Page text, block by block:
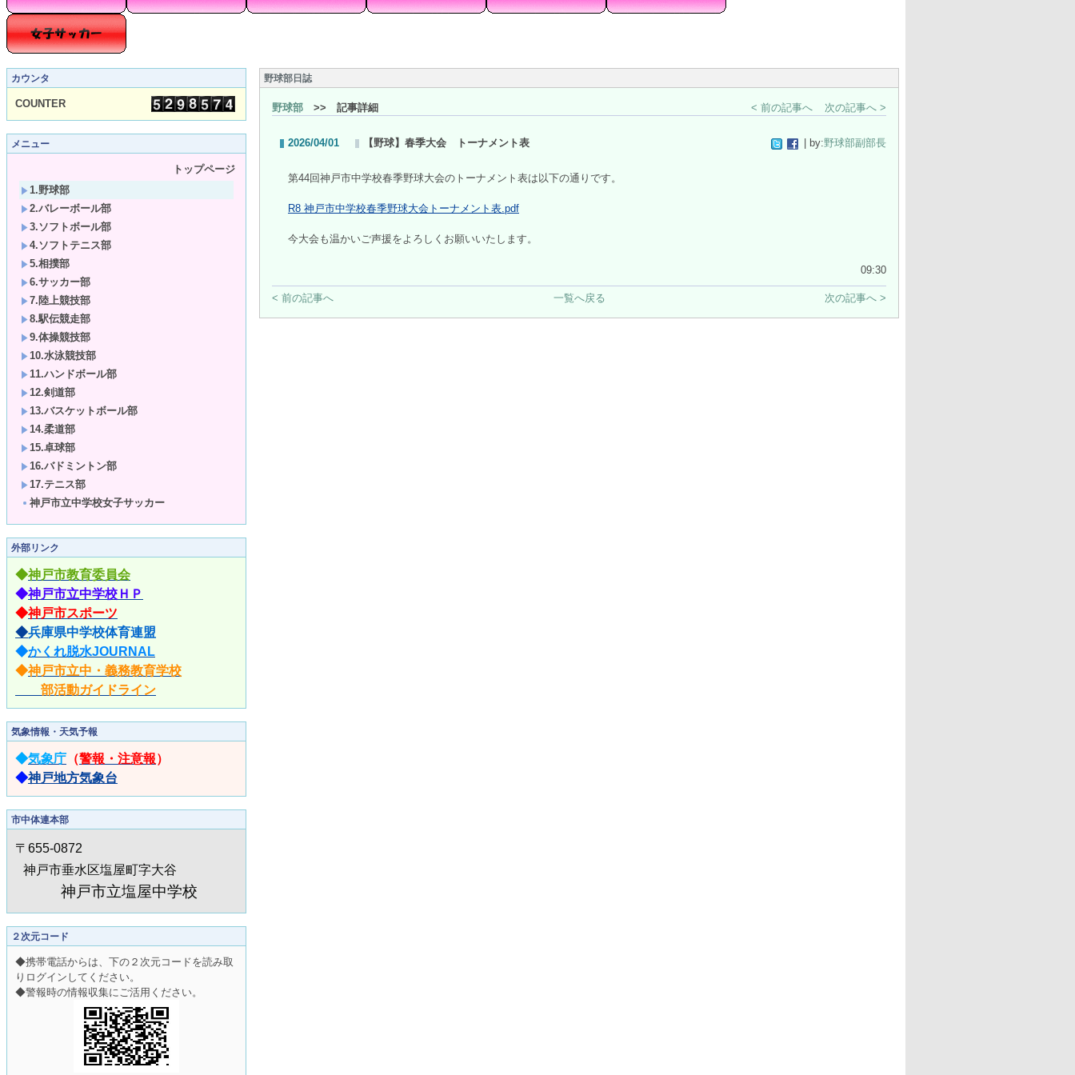
カウンタ
COUNTER
メニュー
トップページ
1.野球部
2.バレーボール部
3.ソフトボール部
4.ソフトテニス部
5.相撲部
6.サッカー部
7.陸上競技部
8.駅伝競走部
9.体操競技部
10.水泳競技部
11.ハンドボール部
12.剣道部
13.バスケットボール部
14.柔道部
15.卓球部
16.バドミントン部
17.テニス部
神戸市立中学校女子サッカー
外部リンク
◆神戸市教育委員会
◆神戸市立中学校ＨＰ
◆神戸市スポーツ
◆兵庫県中学校体育連盟
◆かくれ脱水JOURNAL
◆神戸市立中・義務教育学校
部活動ガイドライン
気象情報・天気予報
◆気象庁 （警報・注意報）
◆神戸地方気象台
市中体連本部
〒655-0872
神戸市垂水区塩屋町字大谷
神戸市立塩屋中学校
２次元コード
◆携帯電話からは、下の２次元コードを読み取
りログインしてください。
◆警報時の情報収集にご活用ください。
野球部日誌
野球部 >> 記事詳細 < 前の記事へ 次の記事へ >
2026/04/01 【野球】春季大会 トーナメント表 | by:野球部副部長
第44回神戸市中学校春季野球大会のトーナメント表は以下の通りです。
R8 神戸市中学校春季野球大会トーナメント表.pdf
今大会も温かいご声援をよろしくお願いいたします。
09:30
< 前の記事へ 次の記事へ >
一覧へ戻る